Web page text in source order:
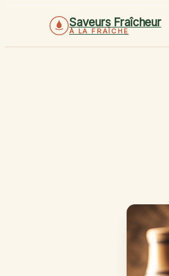
Saveurs Fraîcheur
À LA FRAÎCHE